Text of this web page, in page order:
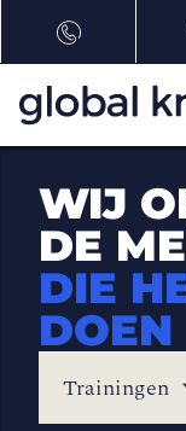
WIJ
DE
DIE
DOEN
Trainingen